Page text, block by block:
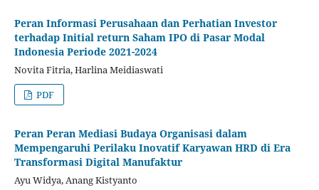
Peran Informasi Perusahaan dan Perhatian Investor
terhadap Initial return Saham IPO di Pasar Modal
Indonesia Periode 2021-2024
Novita Fitria, Harlina Meidiaswati
PDF
Peran Peran Mediasi Budaya Organisasi dalam
Mempengaruhi Perilaku Inovatif Karyawan HRD di Era
Transformasi Digital Manufaktur
Ayu Widya, Anang Kistyanto